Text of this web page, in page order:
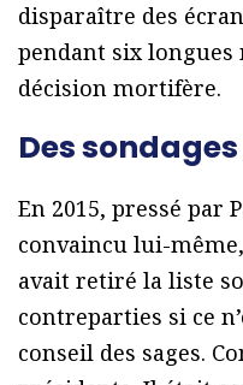
disparaître des
pendant six longues
décision mortifère.
Des
En 2015, pressé par
convaincu lui-
avait retiré la liste
contreparties si ce
conseil des sages.